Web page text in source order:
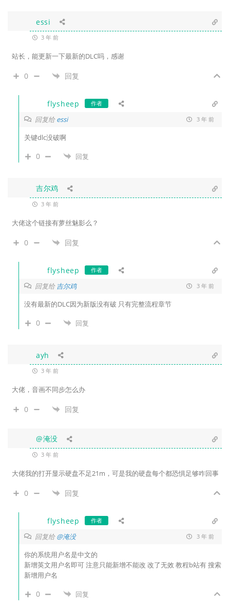
essi
3 年 前
站长，能更新一下最新的DLC吗，感谢
0 回复
flysheep 作者
回复给essi 3 年 前
关键dlc没破啊
0 回复
吉尔鸡
3 年 前
大佬这个链接有萝丝魅影么？
0 回复
flysheep 作者
回复给 吉尔鸡 3 年 前
没有最新的DLC因为新版没有破 只有完整流程章节
0 回复
ayh
3 年 前
大佬，音画不同步怎么办
0 回复
@淹没
3 年 前
大佬我的打开显示硬盘不足21m，可是我的硬盘每个都恐惧足够咋回事
0 回复
flysheep 作者
回复给@淹没 3 年 前
你的系统用户名是中文的
新增英文用户名即可 注意只能新增不能改 改了无效 教程b站有 搜索
新增用户名
0 回复